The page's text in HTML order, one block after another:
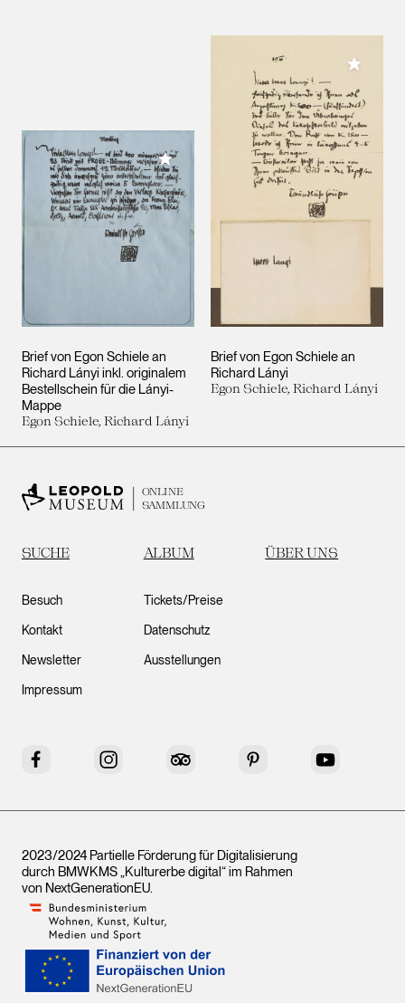
Brief von Egon Schiele an
Richard Lányi inkl. originalem
Bestellschein für die Lányi-
Mappe
Egon Schiele, Richard Lányi
Meiner Sammlung hinzufügen
Brief von Egon Schiele an
Richard Lányi
Egon Schiele, Richard Lányi
Meiner
ONLINE
SAMMLUNG
SUCHE ALBUM ÜBER UNS
Besuch
Kontakt
Newsletter
Impressum
Tickets/Preise
Datenschutz
Ausstellungen
Facebook Instagram Tripadvisor Pinterest YouTube
2023/2024 Partielle Förderung für Digitalisierung
durch BMWKMS „Kulturerbe digital“ im Rahmen
von NextGenerationEU.